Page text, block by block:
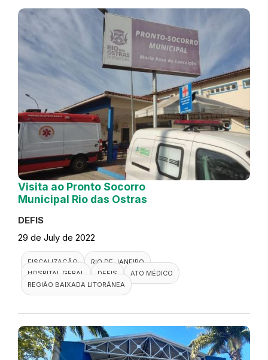
Visita ao Pronto Socorro
Municipal Rio das Ostras
DEFIS
29 de July de 2022
FISCALIZAÇÃO
RIO DE JANEIRO
HOSPITAL GERAL
DEFIS
ATO MÉDICO
REGIÃO BAIXADA LITORÂNEA